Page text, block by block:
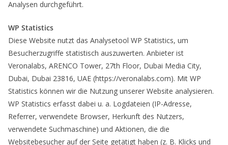
Analysen durchgeführt.
WP Statistics
Diese Website nutzt das Analysetool WP Statistics, um
Besucherzugriffe statistisch auszuwerten. Anbieter ist
Veronalabs, ARENCO Tower, 27th Floor, Dubai Media City,
Dubai, Dubai 23816, UAE (https://veronalabs.com). Mit WP
Statistics können wir die Nutzung unserer Website analysieren.
WP Statistics erfasst dabei u. a. Logdateien (IP-Adresse,
Referrer, verwendete Browser, Herkunft des Nutzers,
verwendete Suchmaschine) und Aktionen, die die
Websitebesucher auf der Seite getätigt haben (z. B. Klicks und